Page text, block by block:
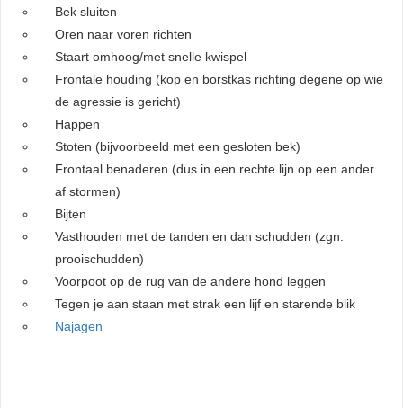
Bek sluiten
Oren naar voren richten
Staart omhoog/met snelle kwispel
Frontale houding (kop en borstkas richting degene op wie
de agressie is gericht)
Happen
Stoten (bijvoorbeeld met een gesloten bek)
Frontaal benaderen (dus in een rechte lijn op een ander
af stormen)
Bijten
Vasthouden met de tanden en dan schudden (zgn.
prooischudden)
Voorpoot op de rug van de andere hond leggen
Tegen je aan staan met strak een lijf en starende blik
Najagen